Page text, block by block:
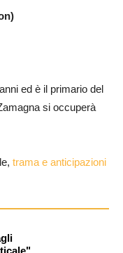
ed è il primario del
si occuperà
trama e anticipazioni